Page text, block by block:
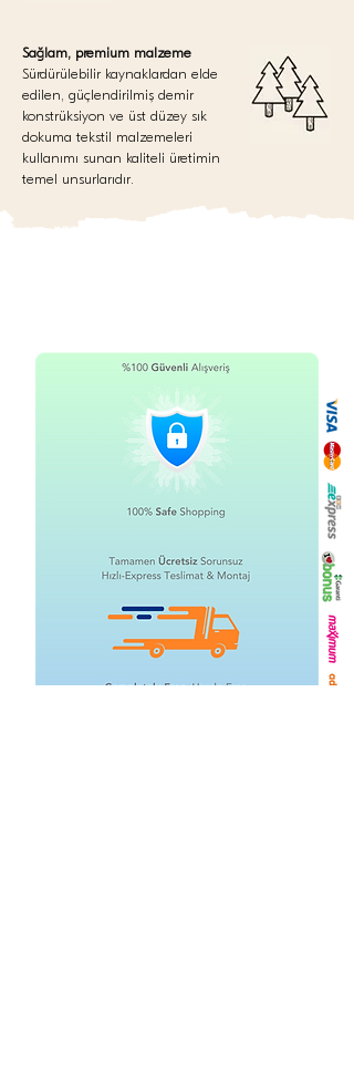
Sağlam, premium malzeme
Sürdürülebilir kaynaklardan elde
edilen, güçlendirilmiş demir
konstrüksiyon ve üst düzey sık
dokuma tekstil malzemeleri
kullanımı sunan kaliteli üretimin
temel unsurlarıdır.